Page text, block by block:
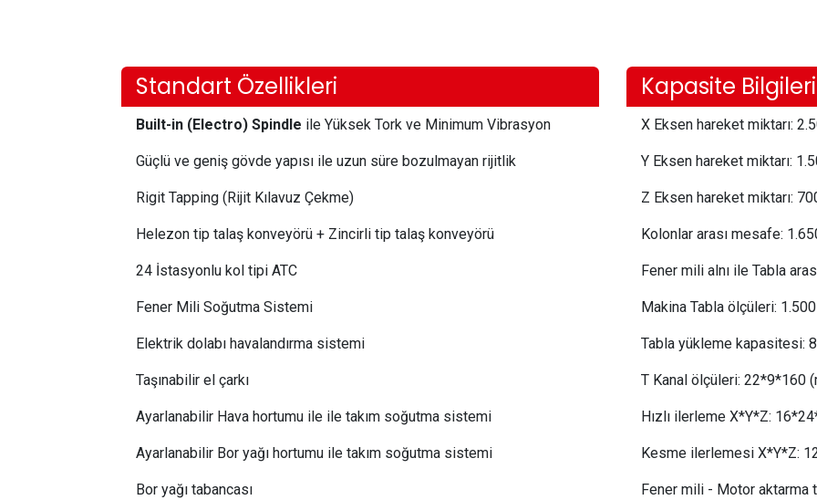
Standart Özellikleri
Built-in (Electro) Spindle ile Yüksek Tork ve Minimum Vibrasyon
Güçlü ve geniş gövde yapısı ile uzun süre bozulmayan rijitlik
Rigit Tapping (Rijit Kılavuz Çekme)
Helezon tip talaş konveyörü + Zincirli tip talaş konveyörü
24 İstasyonlu kol tipi ATC
Fener Mili Soğutma Sistemi
Elektrik dolabı havalandırma sistemi
Taşınabilir el çarkı
Ayarlanabilir Hava hortumu ile ile takım soğutma sistemi
Ayarlanabilir Bor yağı hortumu ile takım soğutma sistemi
Bor yağı tabancası
Kapasite Bilgileri
X Eksen hareket miktarı: 2.5
Y Eksen hareket miktarı:
Z Eksen hareket miktarı: 7
Kolonlar arası mesafe:
Fener mili alnı ile Tabla
Makina Tabla ölçüleri: 1.5
Tabla yükleme kapasitesi: 8
T Kanal ölçüleri: 22*9*160
Hızlı ilerleme X*Y*Z: 16
Kesme ilerlemesi X*Y*Z:
Fener mili - Motor aktarma